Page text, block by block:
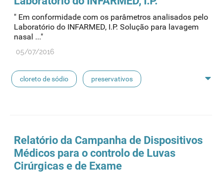
concentrados de hemodiálise lavagem nasal
linhas de perfusão
" Em conformidade com os parâmetros analisados pelo
Laboratório do INFARMED, I.P. Solução para lavagem
nasal ..."
05/07/2016
cloreto de sódio preservativos
pensos lancetas luvas cirúrgicas
Relatório da Campanha de Dispositivos
Médicos para o controlo de Luvas
Cirúrgicas e de Exame